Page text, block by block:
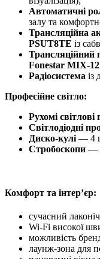
Автоматичні
залу та
Трансляційна
PSUT8TE із
Трансляційний
Fonestar MIX-
Радіосистема із
Професійне світло:
Рухомі світлові
Світлодіодні
Диско-кулі — 4
Стробоскопи —
Комфорт та інтер’єр:
сучасний
Wi-Fi високої
можливість
лаунж-зона для